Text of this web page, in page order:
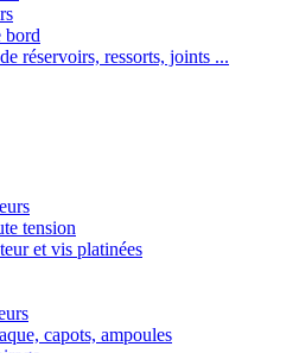
bord
réservoirs, ressorts, joints ...
tension
et vis platinées
capots, ampoules